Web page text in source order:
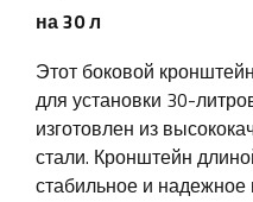
на 30 л
Этот боковой
для установки 30-
изготовлен из
стали. Кронштейн
стабильное и надежное